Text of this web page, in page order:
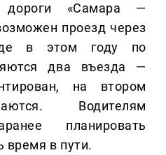
«Самара —
проезд через
в этом году по
два въезда —
на втором
Водителям
планировать
время в пути.